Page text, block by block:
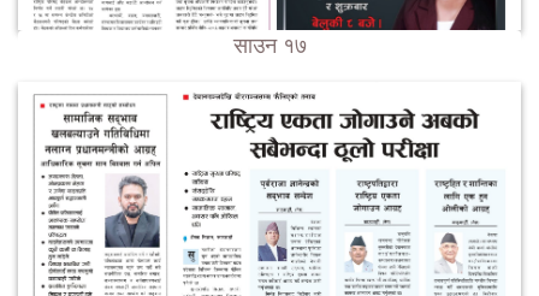
साउन १७